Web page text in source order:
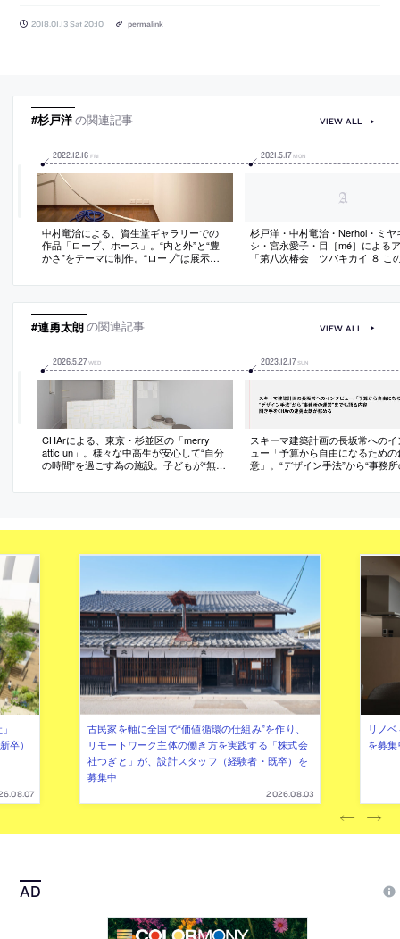
2018.01.13 Sat 20:10 permalink
#杉戸洋の関連記事
2022.12.16 FRI
中村竜治による、資生堂ギャラリーでの
作品「ロープ、ホース」。“内と外”と“豊
かさ”をテーマに制作。“ロープ”は展示室
関係の再発見を促進。“ホース”は仕事場の
豊かさの再発見を促す
2021 5.17 MON
杉戸洋・中村竜治・Nerhol・ミヤ
シ・宮永愛子・目［mé］による
「第八次椿会 ツバキカイ ８ こ
VIEW ALL
#連勇太朗の関連記事
2026.5.27 WED
CHArによる、東京・杉並区の「merry
attic un」。様々な中高生が安心して“自分
の時間”を過ごす為の施設。子どもが“無理
感”や“さりげない見守り”を主題とした空
2023.12.17 SUN
スキーマ建築計画の長坂常へのイ
ュー「予算から自由になるための
意」。“デザイン手法”から“事務
太朗が務める
VIEW ALL
卒）
古民家を軸に全国で“価値循環の仕組み”を作り、
リモートワーク主体の働き方を実践する「株式会
社つぎと」が、設計スタッフ（経験者・既卒）を
募集中
2026.08.03
リノ
を募